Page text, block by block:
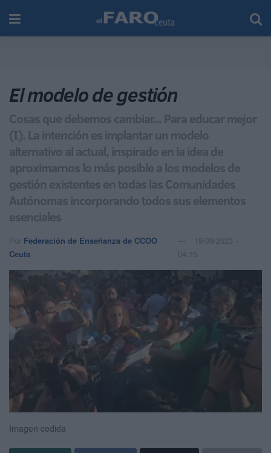
El modelo de gestión
Cosas que debemos cambiar... Para educar mejor
(I). La intención es implantar un modelo
alternativo al actual, inspirado en la idea de
aproximarnos lo más posible a los modelos de
gestión existentes en todas las Comunidades
Autónomas incorporando todos sus elementos
esenciales
Por Federación de Enseñanza de CCOO
Ceuta
19/09/2023 -
04:15
Imagen cedida